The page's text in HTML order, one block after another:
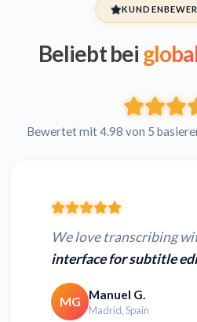
Beliebt bei
Bewertet mit 4.98 von 5
We love transcribing
interface for subtitle
MG Manuel G.
Madrid, Spain